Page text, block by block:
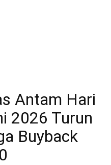
Antam Hari
2026 Turun
Buyback